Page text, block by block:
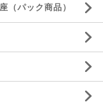
（パック商品）